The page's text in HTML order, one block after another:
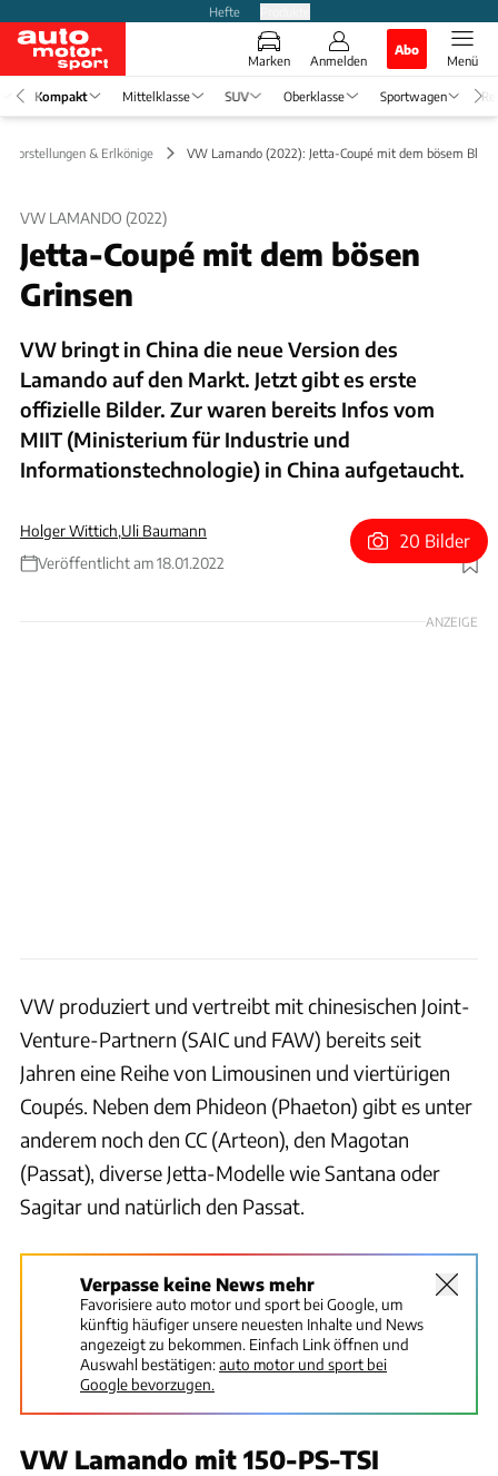
Hefte
Marken Anmelden
Abo
Menü
Kompakt Mittelklasse SUV Oberklasse Sportwagen
& Erlkönige VW Lamando (2022): Jetta-Coupé mit dem bösem Blick
VW LAMANDO (2022)
Jetta-Coupé mit dem bösen
Grinsen
VW bringt in China die neue Version des
Lamando auf den Markt. Jetzt gibt es erste
offizielle Bilder. Zur waren bereits Infos vom
MIIT (Ministerium für Industrie und
Informationstechnologie) in China aufgetaucht.
Holger Wittich,Uli Baumann
Veröffentlicht am 18.01.2022
Foto: VW
20 Bilder
ANZEIGE
VW produziert und vertreibt mit chinesischen Joint-
Venture-Partnern (SAIC und FAW) bereits seit
Jahren eine Reihe von Limousinen und viertürigen
Coupés. Neben dem Phideon (Phaeton) gibt es unter
anderem noch den CC (Arteon), den Magotan
(Passat), diverse Jetta-Modelle wie Santana oder
Sagitar und natürlich den Passat.
Verpasse keine News mehr
Favorisiere auto motor und sport bei Google, um
künftig häufiger unsere neuesten Inhalte und News
angezeigt zu bekommen. Einfach Link öffnen und
Auswahl bestätigen:auto motor und sport bei
Google bevorzugen.
VW Lamando mit 150-PS-TSI